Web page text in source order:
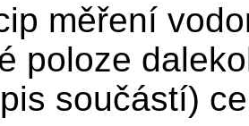
měření
poloze
součástí)